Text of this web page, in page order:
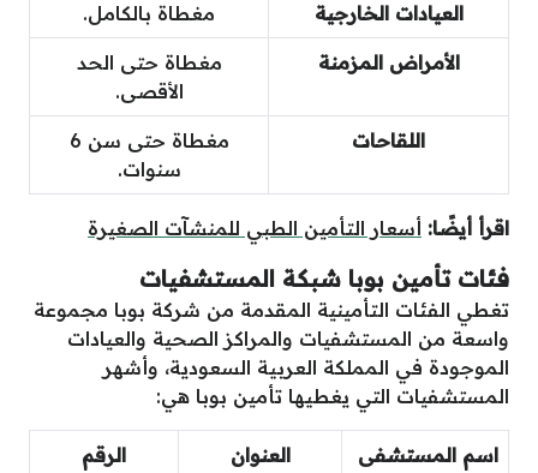
العيادات الخارجية مغطاة بالكامل.
الأمراض المزمنة
مغطاة حتى الحد
الأقصى.
اللقاحات
مغطاة حتى سن 6
سنوات.
اقرأ أيضًا: أسعار التأمين الطبي للمنشآت الصغيرة
فئات تأمين بوبا شبكة المستشفيات
تغطي الفئات التأمينية المقدمة من شركة بوبا مجموعة
واسعة من المستشفيات والمراكز الصحية والعيادات
الموجودة في المملكة العربية السعودية، وأشهر
المستشفيات التي يغطيها تأمين بوبا هي:
اسم المستشفى العنوان الرقم